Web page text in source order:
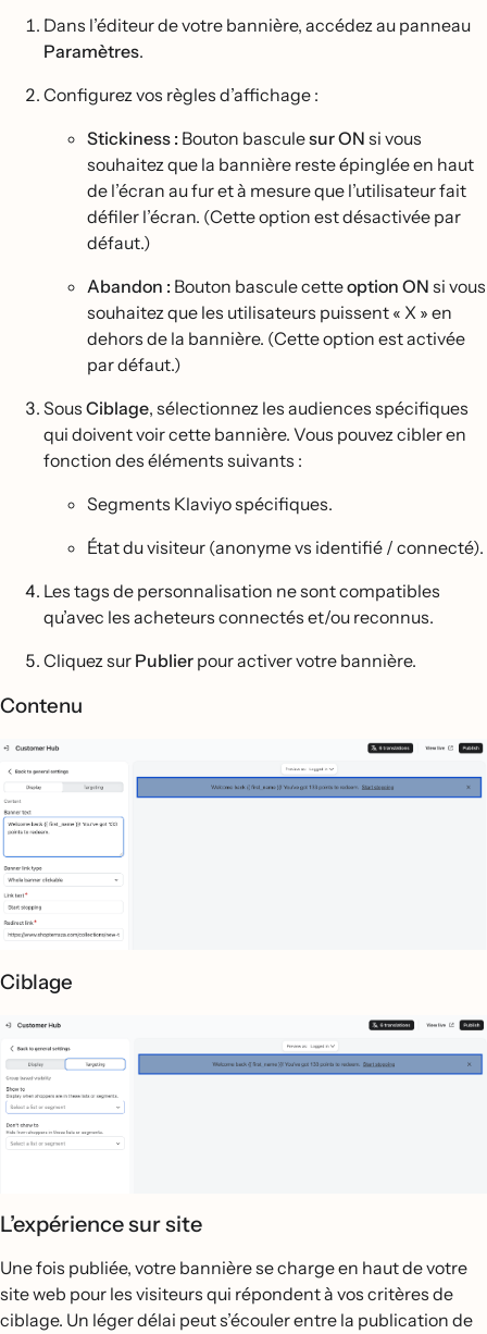
Dans l’éditeur de votre bannière, accédez au panneau
Paramètres.
Configurez vos règles d’affichage :
Stickiness : Bouton basculesur ON si vous
souhaitez que la bannière reste épinglée en haut
de l’écran au fur et à mesure que l’utilisateur fait
défiler l’écran. (Cette option est désactivée par
défaut.)
Abandon : Bouton bascule cetteoption ON si vous
souhaitez que les utilisateurs puissent « X » en
dehors de la bannière. (Cette option est activée
par défaut.)
Sous Ciblage, sélectionnez les audiences spécifiques
qui doivent voir cette bannière. Vous pouvez cibler en
fonction des éléments suivants :
Segments Klaviyo spécifiques.
État du visiteur (anonyme vs identifié / connecté).
Les tags de personnalisation ne sont compatibles
qu’avec les acheteurs connectés et/ou reconnus.
Cliquez sur Publier pour activer votre bannière.
Contenu
Ciblage
L’expérience sur site
Une fois publiée, votre bannière se charge en haut de votre
site web pour les visiteurs qui répondent à vos critères de
ciblage. Un léger délai peut s’écouler entre la publication de